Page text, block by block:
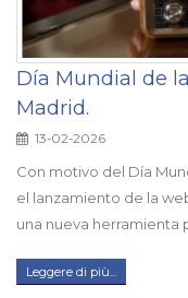
Día Mundial de
Madrid.
13-02-2026
Con motivo del Día
el lanzamiento de la
una nueva herramienta
Leggere di più...